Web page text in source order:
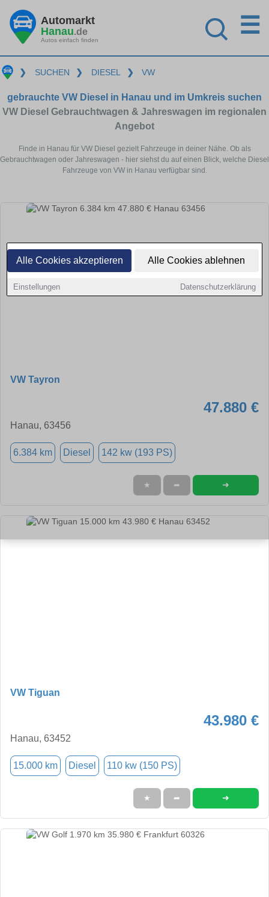
Alle Cookies akzeptieren Alle Cookies ablehnen
Einstellungen Datenschutzerklärung
Automarkt
Hanau.de
Autos einfach finden
☰
❯ SUCHEN ❯ DIESEL ❯ VW
gebrauchte VW Diesel in Hanau und im Umkreis suchen
VW Diesel Gebrauchtwagen & Jahreswagen im regionalen
Angebot
Finde in Hanau für VW Diesel gezielt Fahrzeuge in deiner Nähe. Ob als
Gebrauchtwagen oder Jahreswagen - hier siehst du auf einen Blick, welche Diesel
Fahrzeuge von VW in Hanau verfügbar sind.
VW Tayron
47.880 €
Hanau, 63456
6.384 km Diesel 142 kw (193 PS)
★ ➦ ➜
VW Tiguan
43.980 €
Hanau, 63452
15.000 km Diesel 110 kw (150 PS)
★ ➦ ➜